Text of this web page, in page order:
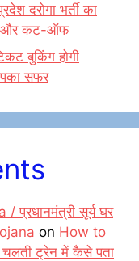
दरोगा भर्ती का
और कट-ऑफ
बुकिंग होगी
सफर
सूर्य घर
on How to
ट्रेन में कैसे पता